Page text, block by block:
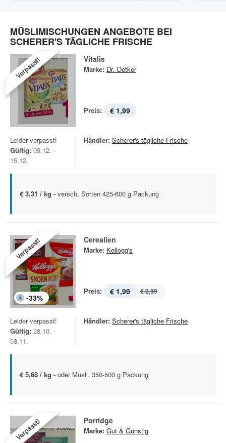
MÜSLIMISCHUNGEN ANGEBOTE BEI
SCHERER'S TÄGLICHE FRISCHE
Verpasst! Vitalis
Marke: Dr. Oetker
Preis: € 1,99
Leider verpasst!
Gültig: 09.12. -
15.12.
Händler: Scherer's tägliche Frische
€ 3,31 / kg - versch. Sorten 425-600 g Packung
Verpasst!
-33%
Cerealien
Marke: Kellogg's
Preis: € 1,99 € 2,99
Leider verpasst!
Gültig: 28.10. -
03.11.
Händler: Scherer's tägliche Frische
€ 5,68 / kg - oder Müsli. 350-500 g Packung
Verpasst! Porridge
Marke: Gut & Günstig